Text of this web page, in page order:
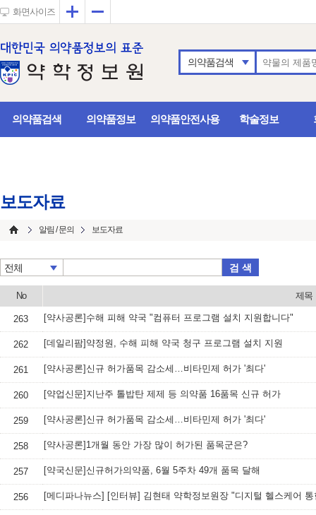
화면사이즈 확대
의약품검색
의약품검색 의약품정보 의약품안전사용 학술정보
보도자료
알림 / 문의 보도자료
전체 검 색
No 제목
263 [약사공론]수해 피해 약국 "컴퓨터 프로그램 설치 지원합니다"
262 [데일리팜]약정원, 수해 피해 약국 청구 프로그램 설치 지원
261 [약사공론]신규 허가품목 감소세…비타민제 허가 '최다'
260 [약업신문]지난주 톨밥탄 제제 등 의약품 16품목 신규 허가
259 [약사공론]신규 허가품목 감소세…비타민제 허가 '최다'
258 [약사공론]1개월 동안 가장 많이 허가된 품목군은?
257 [약국신문]신규허가의약품, 6월 5주차 49개 품목 달해
256